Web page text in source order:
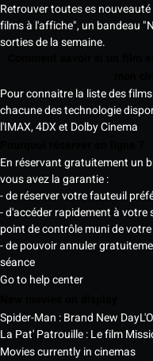
Retrouver toutes es
films à l'affiche", un bandeau
sorties de la semaine.
Pour connaitre la liste des
chacune des technologie
l'IMAX, 4DX et Dolby Cinema
En réservant gratuitement un
vous avez la garantie :
- de réserver votre fauteuil
- d'accéder rapidement à
point de contrôle muni de
- de pouvoir annuler
séance
Go to help center
Spider-Man : Brand New Day
La Pat' Patrouille : Le film
Movies currently in cinemas